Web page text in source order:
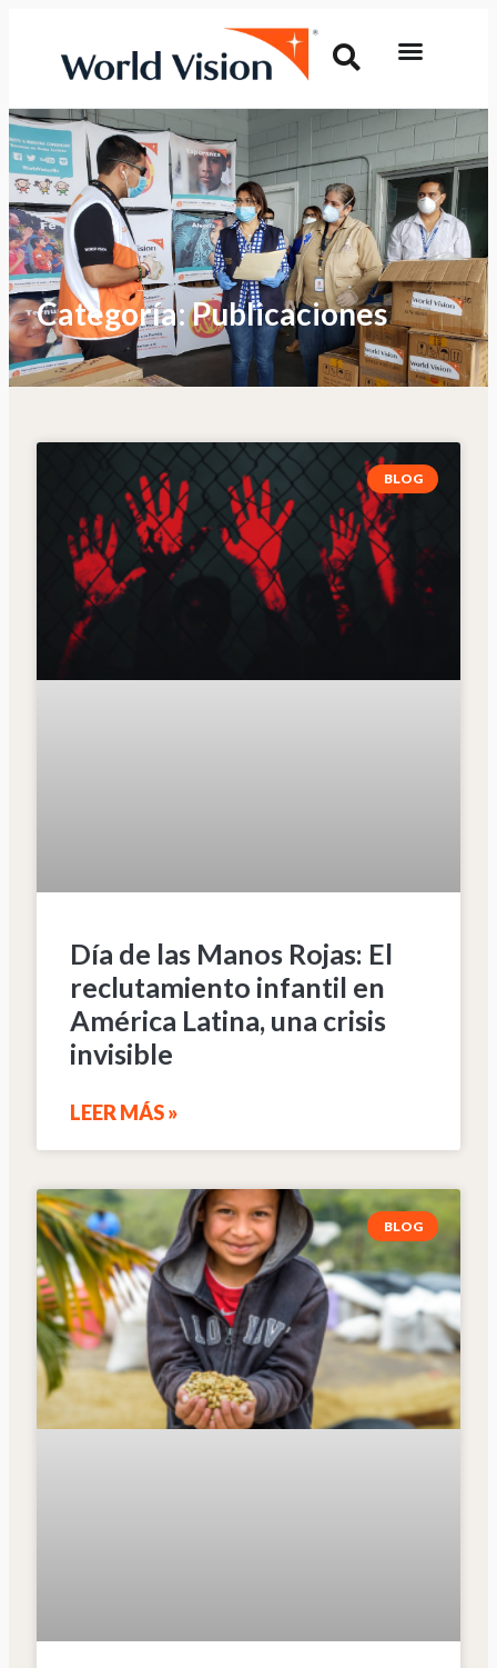
Categoría: Publicaciones
BLOG
Día de las Manos Rojas: El
reclutamiento infantil en
América Latina, una crisis
invisible
LEER MÁS »
BLOG